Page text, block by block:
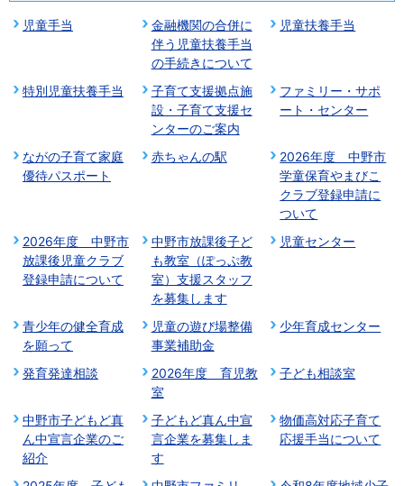
児童手当
金融機関の合併に
伴う児童扶養手当
の手続きについて
児童扶養手当
特別児童扶養手当
子育て支援拠点施
設・子育て支援セ
ンターのご案内
ファミリー・サポ
ート・センター
ながの子育て家庭
優待パスポート
赤ちゃんの駅
2026年度 中野市
学童保育やまびこ
クラブ登録申請に
ついて
2026年度 中野市
放課後児童クラブ
登録申請について
中野市放課後子ど
も教室（ぽっぷ教
室）支援スタッフ
を募集します
児童センター
青少年の健全育成
を願って
児童の遊び場整備
事業補助金
少年育成センター
発育発達相談
2026年度 育児教
室
子ども相談室
中野市子どもど真
ん中宣言企業のご
紹介
子どもど真ん中宣
言企業を募集しま
す
物価高対応子育て
応援手当について